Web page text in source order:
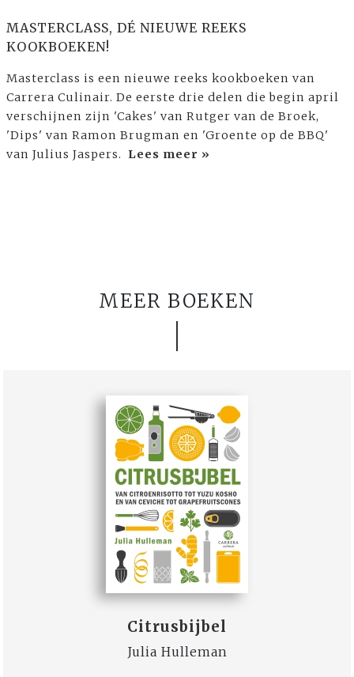
MASTERCLASS, DÉ NIEUWE REEKS
KOOKBOEKEN!
Masterclass is een nieuwe reeks kookboeken van
Carrera Culinair. De eerste drie delen die begin april
verschijnen zijn 'Cakes' van Rutger van de Broek,
'Dips' van Ramon Brugman en 'Groente op de BBQ'
van Julius Jaspers. Lees meer »
MEER BOEKEN
Citrusbijbel
Julia Hulleman